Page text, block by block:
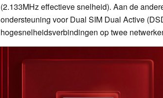
(2.133MHz effectieve snelheid). Aan de
ondersteuning voor Dual SIM Dual Active
hogesnelheidsverbindingen op twee